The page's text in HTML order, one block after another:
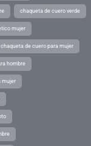
chaqueta de cuero verde
mujer
chaqueta de cuero para mujer
hombre
mujer